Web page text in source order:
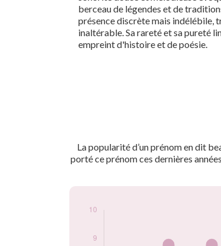
berceau de légendes et de
présence discrète mais indélébile,
inaltérable. Sa rareté et sa pureté
empreint d'histoire et de poésie.
La popularité d’un prénom en dit
porté ce prénom ces dernières
2009
5
2010
9
2016
7